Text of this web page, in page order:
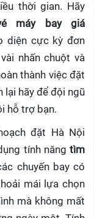
thời gian. Hãy
máy bay giá
diện cực kỳ đơn
nhấn chuột và
thành việc đặt
lại hãy để đội ngũ
hỗ trợ bạn.
đặt Hà Nội
tính năng tìm
chuyến bay có
mái lựa chọn
mà không mất